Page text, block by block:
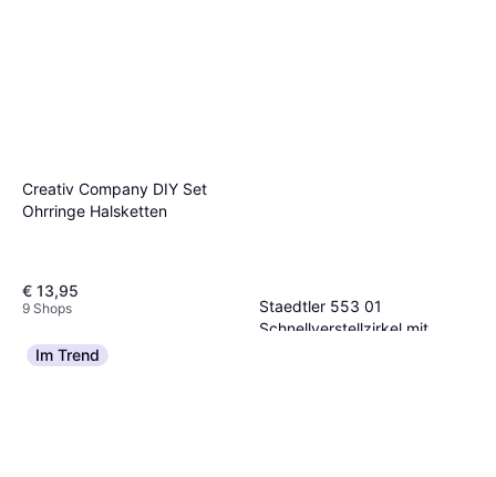
Creativ Company DIY Set
Ohrringe Halsketten
€ 13,95
9 Shops
Staedtler 553 01
Schnellverstellzirkel mit
Im Trend